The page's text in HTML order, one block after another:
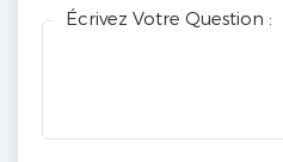
Écrivez Votre Question :